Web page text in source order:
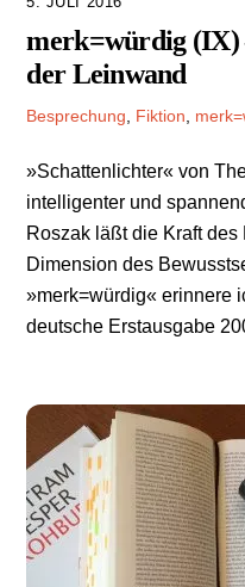
merk=würdig (IX)
der Leinwand
Besprechung Fiktion
»Schattenlichter« von
intelligenter und
Roszak läßt die Kraft
Dimension des
»merk=würdig« erinnere
deutsche Erstausgabe